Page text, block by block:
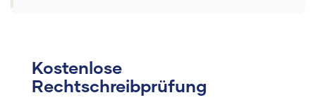
Kostenlose
Rechtschreibprüfung